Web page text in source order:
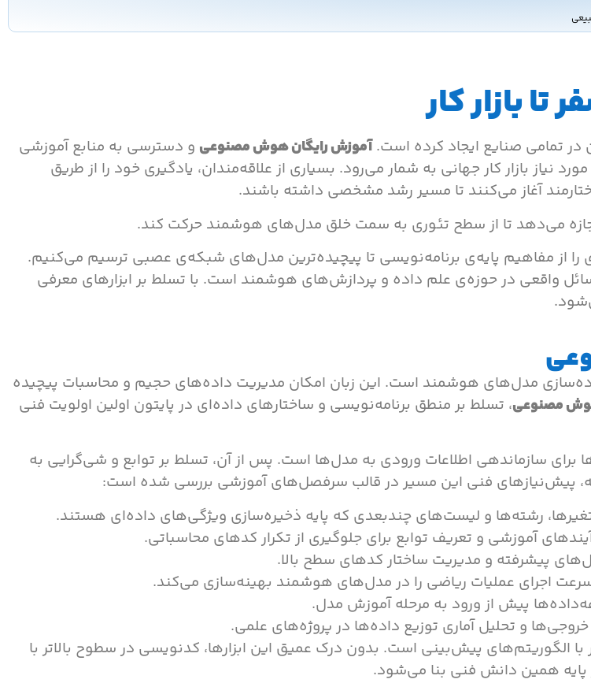
بازار کار
تمامی صنایع ایجاد کرده است.آموزش رایگان هوش مصنوعی و دسترسی به منابع آموزشی
بازار کار جهانی به شمار می‌رود. بسیاری از علاقه‌مندان، یادگیری خود را از طریق
آغاز می‌کنند تا مسیر رشد مشخصی داشته باشند.
می‌دهد تا از سطح تئوری به سمت خلق مدل‌های هوشمند حرکت کند.
را از مفاهیم پایه‌ی برنامه‌نویسی تا پیچیده‌ترین مدل‌های شبکه‌ی عصبی ترسیم می‌کنیم.
واقعی در حوزه‌ی علم داده و پردازش‌های هوشمند است. با تسلط بر ابزارهای معرفی
مدل‌های هوشمند است. این زبان امکان مدیریت داده‌های حجیم و محاسبات پیچیده
مصنوعی، تسلط بر منطق برنامه‌نویسی و ساختارهای داده‌ای در پایتون اولین اولویت فنی
سازماندهی اطلاعات ورودی به مدل‌ها است. پس از آن، تسلط بر توابع و شی‌گرایی به
پیش‌نیازهای فنی این مسیر در قالب سرفصل‌های آموزشی بررسی شده است:
رشته‌ها و لیست‌های چندبعدی که پایه ذخیره‌سازی ویژگی‌های داده‌ای هستند.
آموزشی و تعریف توابع برای جلوگیری از تکرار کدهای محاسباتی.
الگوریتم‌های پیش‌بینی است. بدون درک عمیق این ابزارها، کدنویسی در سطوح بالاتر با
پایه همین دانش فنی بنا می‌شود.